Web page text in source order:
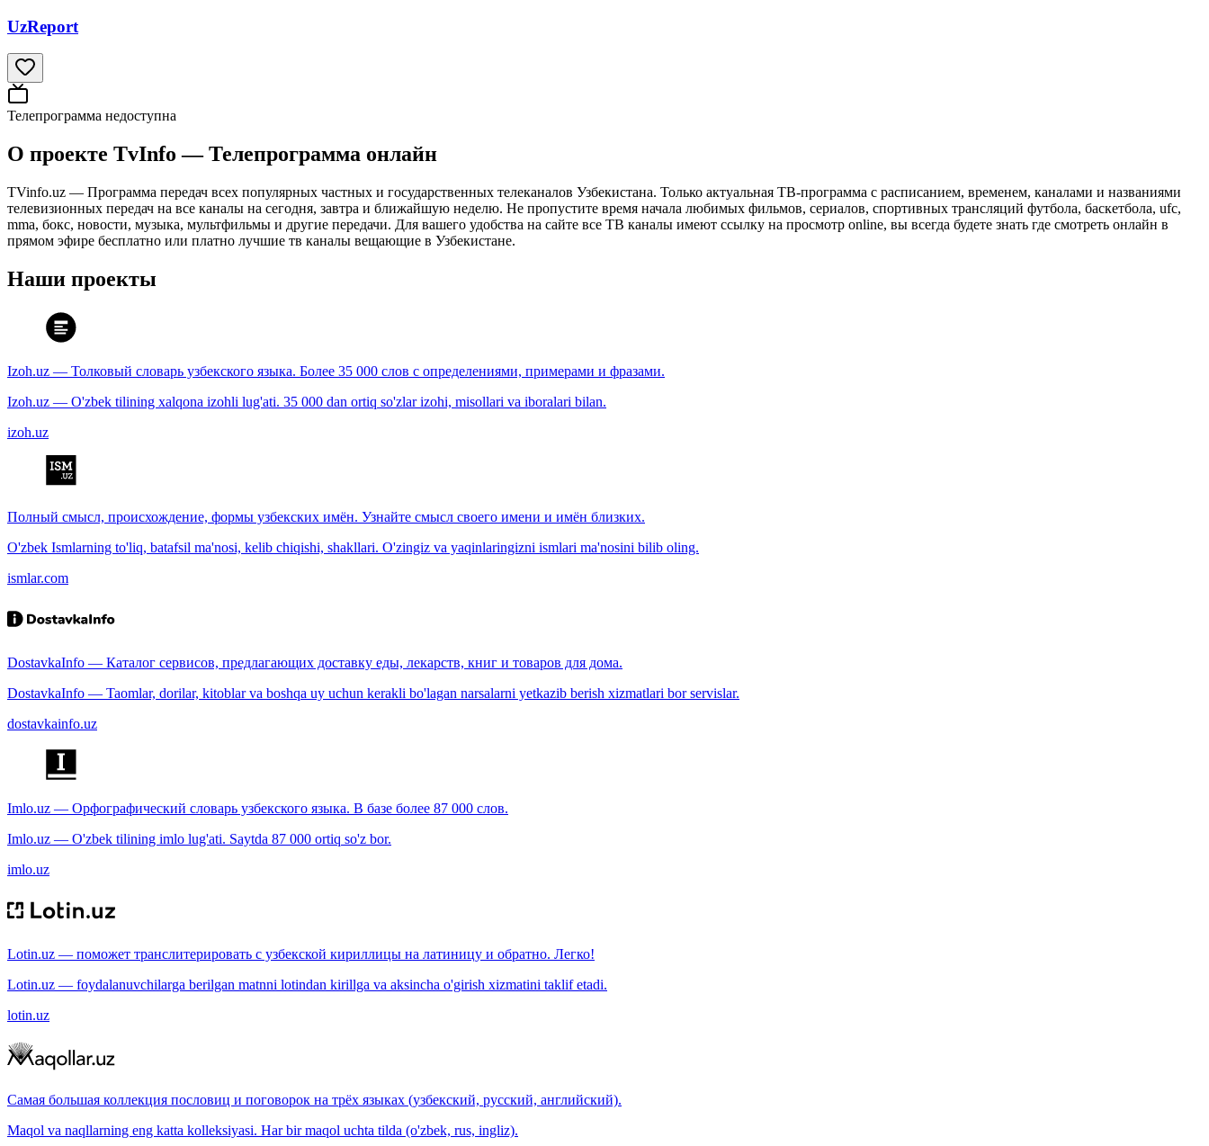
UzReport
Телепрограмма недоступна
О проекте TvInfo — Телепрограмма онлайн
TVinfo.uz — Программа передач всех популярных частных и государственных телеканалов Узбекистана. Только актуальная ТВ-программа с расписанием, временем, каналами и названиями
телевизионных передач на все каналы на сегодня, завтра и ближайшую неделю. Не пропустите время начала любимых фильмов, сериалов, спортивных трансляций футбола, баскетбола, ufc,
mma, бокс, новости, музыка, мультфильмы и другие передачи. Для вашего удобства на сайте все ТВ каналы имеют ссылку на просмотр online, вы всегда будете знать где смотреть онлайн в
прямом эфире бесплатно или платно лучшие тв каналы вещающие в Узбекистане.
Наши проекты
Izoh.uz — Толковый словарь узбекского языка. Более 35 000 слов с определениями, примерами и фразами.
Izoh.uz — O'zbek tilining xalqona izohli lug'ati. 35 000 dan ortiq so'zlar izohi, misollari va iboralari bilan.
izoh.uz
Полный смысл, происхождение, формы узбекских имён. Узнайте смысл своего имени и имён близких.
O'zbek Ismlarning to'liq, batafsil ma'nosi, kelib chiqishi, shakllari. O'zingiz va yaqinlaringizni ismlari ma'nosini bilib oling.
ismlar.com
DostavkaInfo — Каталог сервисов, предлагающих доставку еды, лекарств, книг и товаров для дома.
DostavkaInfo — Taomlar, dorilar, kitoblar va boshqa uy uchun kerakli bo'lagan narsalarni yetkazib berish xizmatlari bor servislar.
dostavkainfo.uz
Imlo.uz — Орфографический словарь узбекского языка. В базе более 87 000 слов.
Imlo.uz — O'zbek tilining imlo lug'ati. Saytda 87 000 ortiq so'z bor.
imlo.uz
Lotin.uz — поможет транслитерировать с узбекской кириллицы на латиницу и обратно. Легко!
Lotin.uz — foydalanuvchilarga berilgan matnni lotindan kirillga va aksincha o'girish xizmatini taklif etadi.
lotin.uz
Самая большая коллекция пословиц и поговорок на трёх языках (узбекский, русский, английский).
Maqol va naqllarning eng katta kolleksiyasi. Har bir maqol uchta tilda (o'zbek, rus, ingliz).